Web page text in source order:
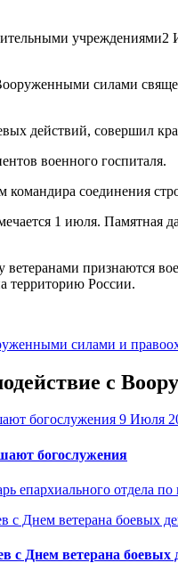
учреждениями2
силами
действий, совершил
военного госпиталя.
соединения
1 июля. Памятная
ветеранами
территорию России.
силами и
с
9 Июля
богослужения
епархиального отдела
с Днем ветерана боевых